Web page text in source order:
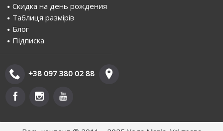
Скидка на день рождения
Таблиця размірів
Блог
Пiдписка
+38 097 380 02 88